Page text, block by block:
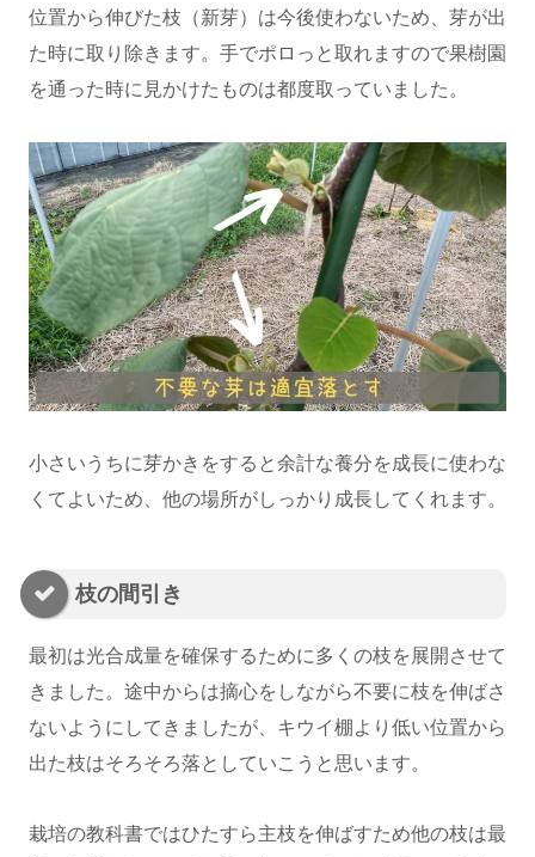
位置から伸びた枝（新芽）は今後使わないため、芽が出
た時に取り除きます。手でポロっと取れますので果樹園
を通った時に見かけたものは都度取っていました。
小さいうちに芽かきをすると余計な養分を成長に使わな
くてよいため、他の場所がしっかり成長してくれます。
枝の間引き
最初は光合成量を確保するために多くの枝を展開させて
きました。途中からは摘心をしながら不要に枝を伸ばさ
ないようにしてきましたが、キウイ棚より低い位置から
出た枝はそろそろ落としていこうと思います。
栽培の教科書ではひたすら主枝を伸ばすため他の枝は最